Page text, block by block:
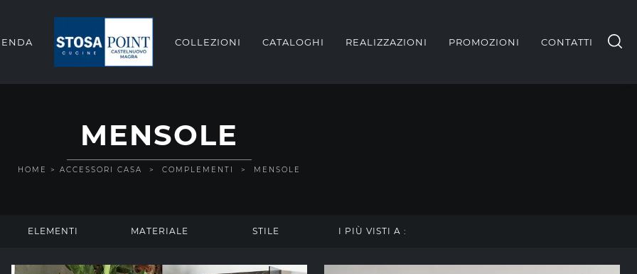
COLLEZIONI CATALOGHI REALIZZAZIONI PROMOZIONI CONTATTI
MENSOLE
HOME > ACCESSORI CASA > COMPLEMENTI > MENSOLE
ELEMENTI MATERIALE STILE I PIÙ VISTI A :